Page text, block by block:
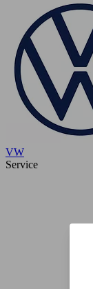
VW
Service